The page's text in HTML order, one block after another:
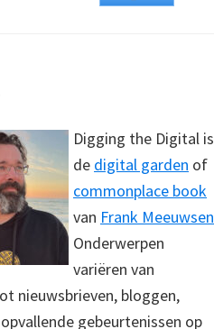
Digging the Digital is
de digital garden of
commonplace book
van Frank Meeuwsen
Onderwerpen
variëren van
nieuwsbrieven, bloggen,
gebeurtenissen op